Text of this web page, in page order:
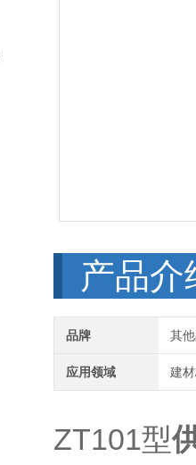
产品介
品牌 其
应用领域 建
ZT101型